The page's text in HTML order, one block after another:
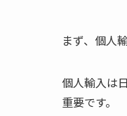
まず、個人
個人輸入は
重要です。